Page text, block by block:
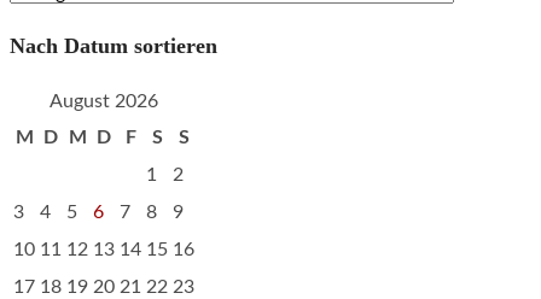
Nach Datum sortieren
August 2026
M
D M D F S
S
1
2
3
4 5 6 7 8
9
10 11 12 13 14 15 16
17 18 19 20 21 22 23